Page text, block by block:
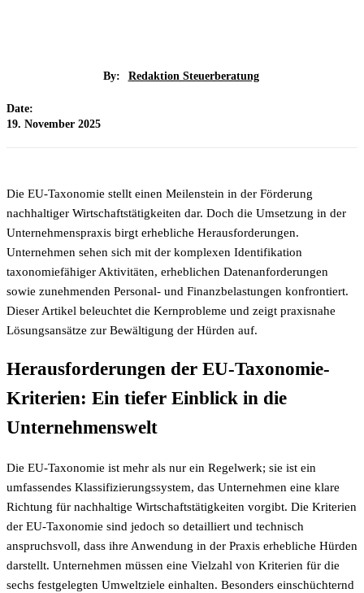
By: Redaktion Steuerberatung
Date:
19. November 2025
Die EU-Taxonomie stellt einen Meilenstein in der Förderung
nachhaltiger Wirtschaftstätigkeiten dar. Doch die Umsetzung in der
Unternehmenspraxis birgt erhebliche Herausforderungen.
Unternehmen sehen sich mit der komplexen Identifikation
taxonomiefähiger Aktivitäten, erheblichen Datenanforderungen
sowie zunehmenden Personal- und Finanzbelastungen konfrontiert.
Dieser Artikel beleuchtet die Kernprobleme und zeigt praxisnahe
Lösungsansätze zur Bewältigung der Hürden auf.
Herausforderungen der EU-Taxonomie-
Kriterien: Ein tiefer Einblick in die
Unternehmenswelt
Die EU-Taxonomie ist mehr als nur ein Regelwerk; sie ist ein
umfassendes Klassifizierungssystem, das Unternehmen eine klare
Richtung für nachhaltige Wirtschaftstätigkeiten vorgibt. Die Kriterien
der EU-Taxonomie sind jedoch so detailliert und technisch
anspruchsvoll, dass ihre Anwendung in der Praxis erhebliche Hürden
darstellt. Unternehmen müssen eine Vielzahl von Kriterien für die
sechs festgelegten Umweltziele einhalten. Besonders einschüchternd